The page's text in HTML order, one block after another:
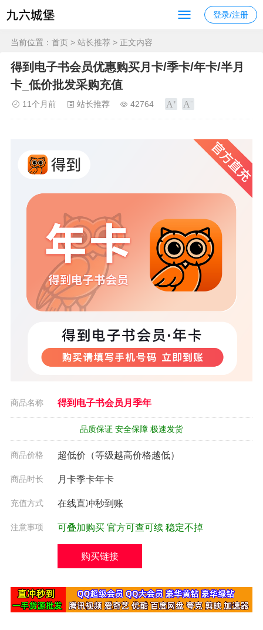
登录/注册
当前位置： 首页 > 站长推荐 > 正文内容
得到电子书会员优惠购买月卡/季卡/年卡/半月
卡_低价批发采购充值
11个月前 站长推荐 42764
商品名称 得到电子书会员月季年
品质保证 安全保障 极速发货
商品价格 超低价（等级越高价格越低）
商品时长 月卡季卡年卡
充值方式 在线直冲秒到账
注意事项 可叠加购买 官方可查可续 稳定不掉
购买链接